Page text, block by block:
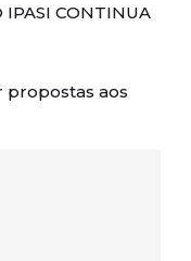
IPASI CONTINUA
propostas aos